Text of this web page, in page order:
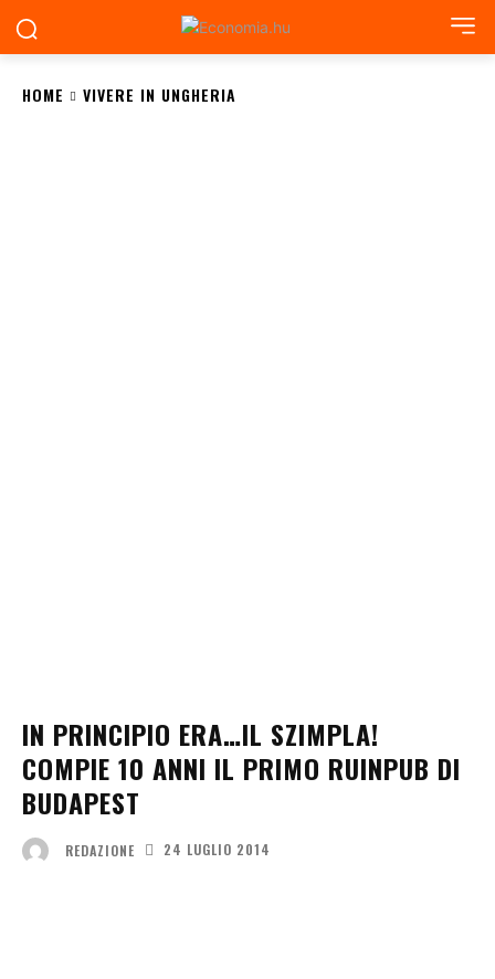
HOME VIVERE IN UNGHERIA
IN PRINCIPIO ERA…IL SZIMPLA!
COMPIE 10 ANNI IL PRIMO RUINPUB DI
BUDAPEST
REDAZIONE 24 LUGLIO 2014